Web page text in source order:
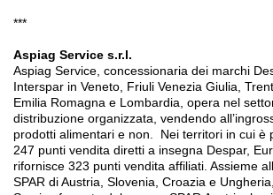
***
Aspiag Service s.r.l.
Aspiag Service, concessionaria dei marchi
Interspar in Veneto, Friuli Venezia Giulia,
Emilia Romagna e Lombardia, opera nel
distribuzione organizzata, vendendo
prodotti alimentari e non.
Nei territori in cui è
247 punti vendita diretti a insegna Despar,
rifornisce 323 punti vendita affiliati. Assieme
SPAR di Austria, Slovenia, Croazia e